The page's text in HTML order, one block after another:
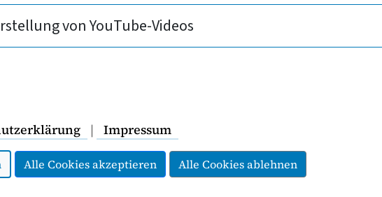
Qualitätsprüfungen von Pflegeeinrichtungen konnten
Qualitätsprüfungen den Pflegeeinrichtungen, die
Sie geben den Einrichtungen wichtige Impulse und
von YouTube-Videos
| Impressum
Alle Cookies akzeptieren Alle Cookies ablehnen